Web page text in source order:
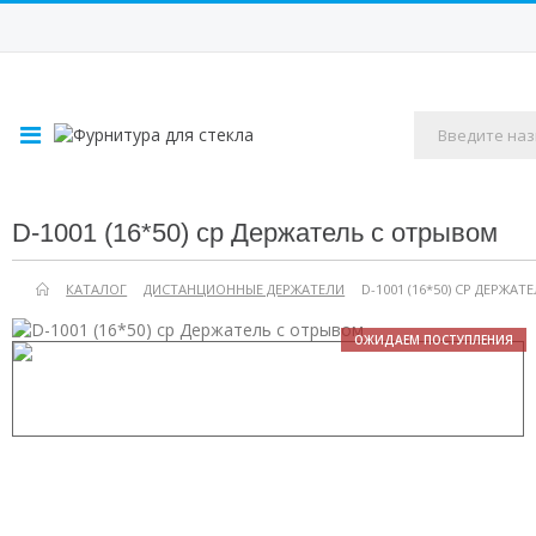
D-1001 (16*50) cp Держатель с отрывом
КАТАЛОГ ДИСТАНЦИОННЫЕ ДЕРЖАТЕЛИ D-1001 (16*50) CP
ОЖИДАЕМ ПОСТУПЛЕНИЯ